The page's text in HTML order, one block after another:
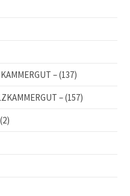
–(137)
–(157)
(2)